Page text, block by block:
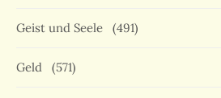
Geist und Seele (491)
Geld (571)